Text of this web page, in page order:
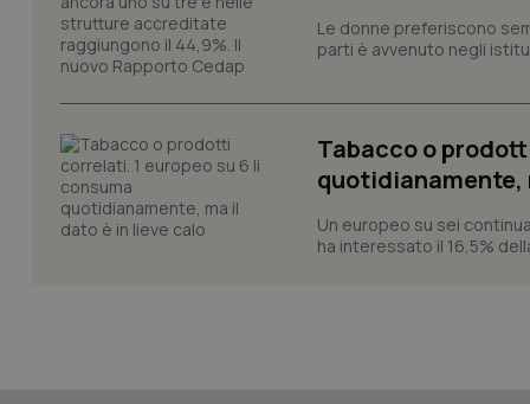
Le donne preferiscono
parti è avvenuto negli
Tabacco o
quotidianamente,
Un europeo su sei
ha interessato il 16,5%
PHPSESSID